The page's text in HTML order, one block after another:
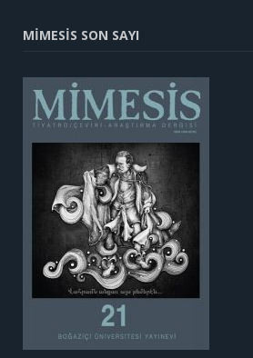
MİMESİS SON SAYI